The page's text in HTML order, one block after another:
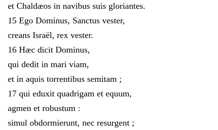
et Chaldæos in navibus suis gloriantes.
15 Ego Dominus, Sanctus vester,
creans Israël, rex vester.
16 Hæc dicit Dominus,
qui dedit in mari viam,
et in aquis torrentibus semitam ;
17 qui eduxit quadrigam et equum,
agmen et robustum :
simul obdormierunt, nec resurgent ;